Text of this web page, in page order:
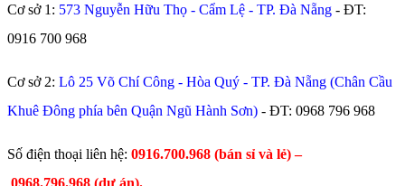
Cơ sở 1: 573 Nguyễn Hữu Thọ - Cẩm Lệ - TP. Đà Nẵng - ĐT:
0916 700 968
Cơ sở 2: Lô 25 Võ Chí Công - Hòa Quý - TP. Đà Nẵng (Chân Cầu
Khuê Đông phía bên Quận Ngũ Hành Sơn) - ĐT: 0968 796 968
​Số điện thoại liên hệ: 0916.700.968 (bán sỉ và lẻ) –
0968.796.968 (dự án).